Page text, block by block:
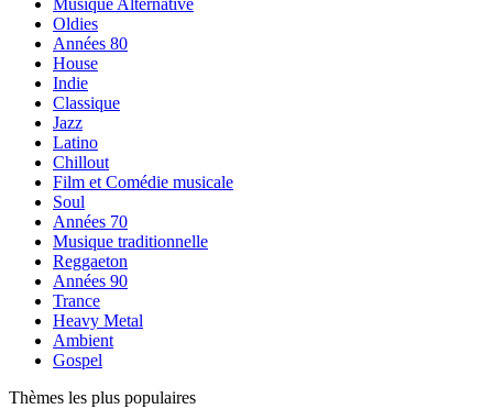
Musique Alternative
Oldies
Années 80
House
Indie
Classique
Jazz
Latino
Chillout
Film et Comédie musicale
Soul
Années 70
Musique traditionnelle
Reggaeton
Années 90
Trance
Heavy Metal
Ambient
Gospel
Thèmes les plus populaires